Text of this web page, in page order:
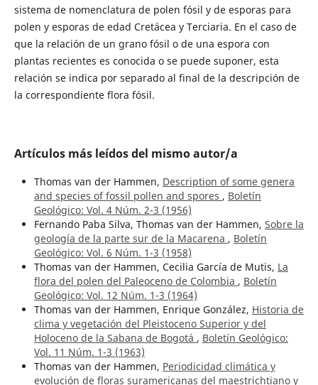
sistema de nomenclatura de polen fósil y de esporas para
polen y esporas de edad Cretácea y Terciaria. En el caso de
que la relación de un grano fósil o de una espora con
plantas recientes es conocida o se puede suponer, esta
relación se indica por separado al final de la descripción de
la correspondiente flora fósil.
Artículos más leídos del mismo autor/a
Thomas van der Hammen, Description of some genera
and species of fossil pollen and spores , Boletín
Geológico: Vol. 4 Núm. 2-3 (1956)
Fernando Paba Silva, Thomas van der Hammen, Sobre la
geología de la parte sur de la Macarena , Boletín
Geológico: Vol. 6 Núm. 1-3 (1958)
Thomas van der Hammen, Cecilia García de Mutis, La
flora del polen del Paleoceno de Colombia , Boletín
Geológico: Vol. 12 Núm. 1-3 (1964)
Thomas van der Hammen, Enrique González, Historia de
clima y vegetación del Pleistoceno Superior y del
Holoceno de la Sabana de Bogotá , Boletín Geológico:
Vol. 11 Núm. 1-3 (1963)
Thomas van der Hammen, Periodicidad climática y
evolución de floras suramericanas del maestrichtiano y